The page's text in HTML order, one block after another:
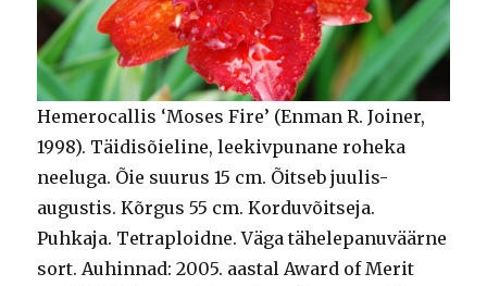
Hemerocallis ‘Moses Fire’ (Enman R. Joiner,
1998). Täidisõieline, leekivpunane roheka
neeluga. Õie suurus 15 cm. Õitseb juulis-
augustis. Kõrgus 55 cm. Korduvõitseja.
Puhkaja. Tetraploidne. Väga tähelepanuväärne
sort. Auhinnad: 2005. aastal Award of Merit